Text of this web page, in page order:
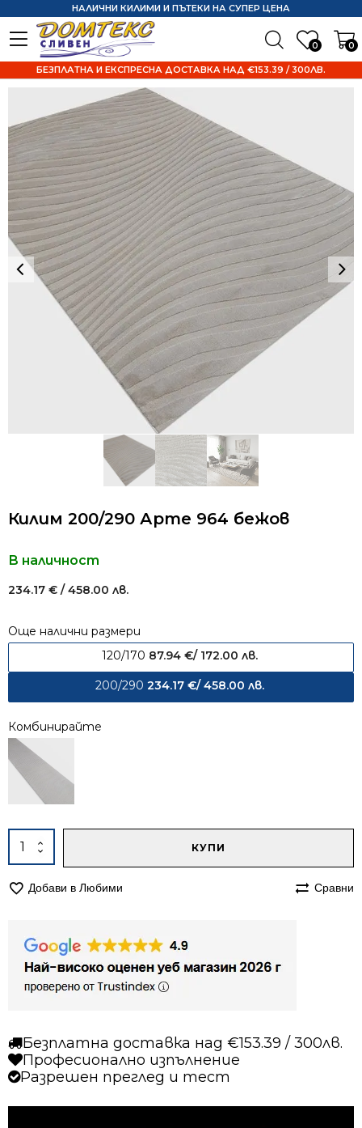
0 0
НАЛИЧНИ КИЛИМИ И ПЪТЕКИ НА СУПЕР ЦЕНА
БЕЗПЛАТНА И ЕКСПРЕСНА ДОСТАВКА НАД €153.39 / 300ЛВ.
Килим 200/290 Арте 964 бежов
В наличност
234.17 € / 458.00 лв.
Още налични размери
120/170 87.94 €/ 172.00 лв.
200/290 234.17 €/ 458.00 лв.
Комбинирайте
количество
за
200/290
бежов
КУПИ
Добави в Любими Сравни
Безплатна доставка над €153.39 / 300лв.
Професионално изпълнение
Разрешен преглед и тест